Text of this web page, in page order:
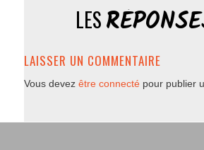
LES
LAISSER UN COMMENTAIRE
Vous devez être connectépour publier